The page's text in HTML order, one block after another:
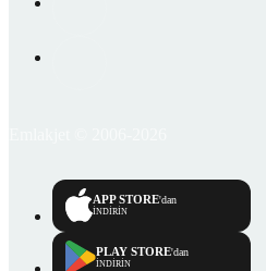
APP STORE'dan
İNDİRİN
PLAY STORE'dan
İNDİRİN